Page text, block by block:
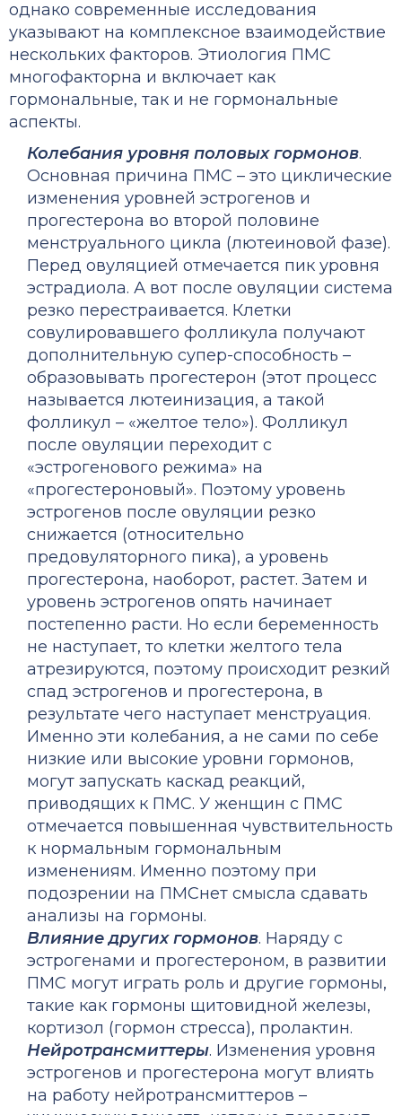
однако современные исследования
указывают на комплексное взаимодействие
нескольких факторов. Этиология ПМС
многофакторна и включает как
гормональные, так и не гормональные
аспекты.
Колебания уровня половых гормонов.
Основная причина ПМС – это циклические
изменения уровней эстрогенов и
прогестерона во второй половине
менструального цикла (лютеиновой фазе).
Перед овуляцией отмечается пик уровня
эстрадиола. А вот после овуляции система
резко перестраивается. Клетки
совулировавшего фолликула получают
дополнительную супер-способность –
образовывать прогестерон (этот процесс
называется лютеинизация, а такой
фолликул – «желтое тело»). Фолликул
после овуляции переходит с
«эстрогенового режима» на
«прогестероновый». Поэтому уровень
эстрогенов после овуляции резко
снижается (относительно
предовуляторного пика), а уровень
прогестерона, наоборот, растет. Затем и
уровень эстрогенов опять начинает
постепенно расти. Но если беременность
не наступает, то клетки желтого тела
атрезируются, поэтому происходит резкий
спад эстрогенов и прогестерона, в
результате чего наступает менструация.
Именно эти колебания, а не сами по себе
низкие или высокие уровни гормонов,
могут запускать каскад реакций,
приводящих к ПМС. У женщин с ПМС
отмечается повышенная чувствительность
к нормальным гормональным
изменениям. Именно поэтому при
подозрении на ПМСнет смысла сдавать
анализы на гормоны.
Влияние других гормонов. Наряду с
эстрогенами и прогестероном, в развитии
ПМС могут играть роль и другие гормоны,
такие как гормоны щитовидной железы,
кортизол (гормон стресса), пролактин.
Нейротрансмиттеры. Изменения уровня
эстрогенов и прогестерона могут влиять
на работу нейротрансмиттеров –